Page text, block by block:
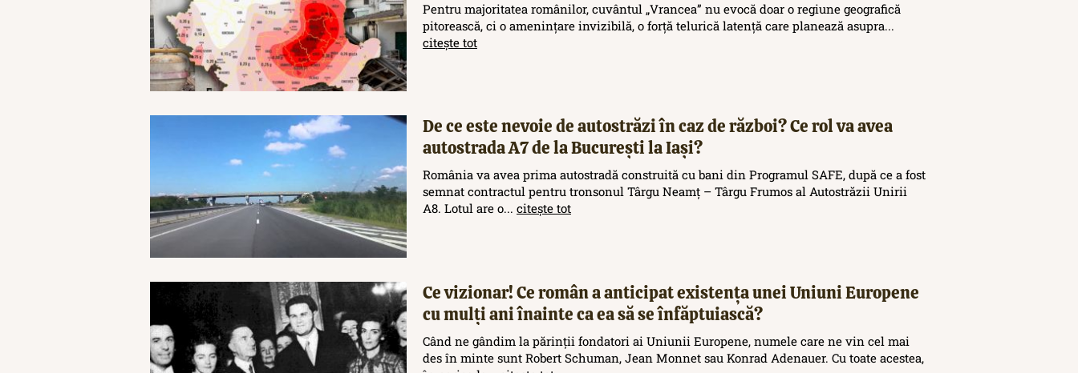
Pentru majoritatea românilor, cuvântul „Vrancea” nu evocă doar o regiune geografică
pitorească, ci o amenințare invizibilă, o forță telurică latență care planează asupra...
citește tot
De ce este nevoie de autostrăzi în caz de război? Ce rol va avea
autostrada A7 de la București la Iași?
România va avea prima autostradă construită cu bani din Programul SAFE, după ce a fost
semnat contractul pentru tronsonul Târgu Neamț – Târgu Frumos al Autostrăzii Unirii
A8. Lotul are o... citește tot
Ce vizionar! Ce român a anticipat existența unei Uniuni Europene
cu mulți ani înainte ca ea să se înfăptuiască?
Când ne gândim la părinții fondatori ai Uniunii Europene, numele care ne vin cel mai
des în minte sunt Robert Schuman, Jean Monnet sau Konrad Adenauer. Cu toate acestea,